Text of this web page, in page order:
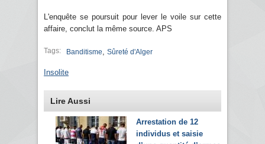
L'enquête se poursuit pour lever le voile sur cette
affaire, conclut la même source. APS
Tags: Banditisme Sûreté d'Alger
Insolite
Lire Aussi
Arrestation de 12
individus et saisie